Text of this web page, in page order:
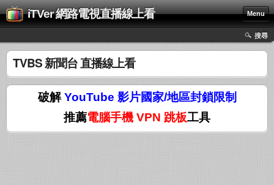
iTVer 網路電視直播線上看 Menu
搜尋
TVBS 新聞台 直播線上看
破解YouTube 影片國家/地區封鎖限制
推薦電腦手機 VPN 跳板工具